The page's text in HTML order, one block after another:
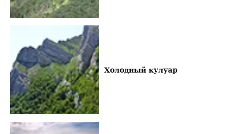
Холодный кулуар